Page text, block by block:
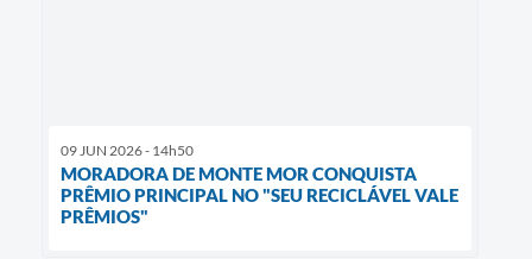
09 JUN 2026 - 14h50
MORADORA DE MONTE MOR CONQUISTA
PRÊMIO PRINCIPAL NO "SEU RECICLÁVEL VALE
PRÊMIOS"